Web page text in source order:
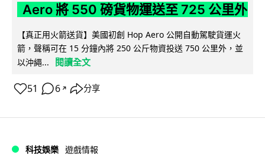
Aero 將 550 磅貨物運送至 725 公里外
【真正用火箭送貨】美國初創 Hop Aero 公開自動駕駛貨運火
箭，聲稱可在 15 分鐘內將 250 公斤物資投送 750 公里外，並
以沖繩...
閱讀全文
51 6 ↗ 分享
科技娛樂 遊戲情報